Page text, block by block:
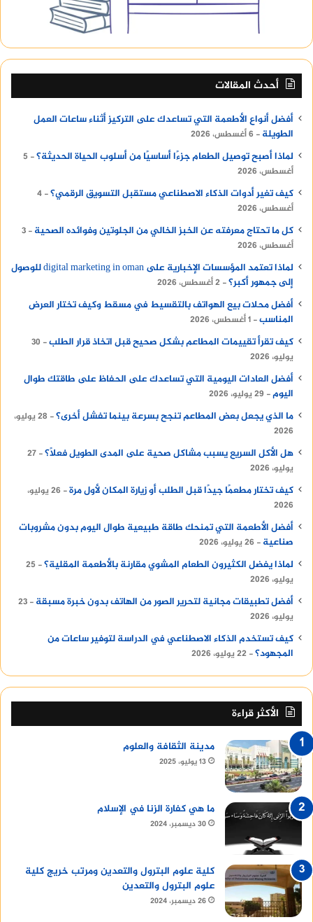
أحدث المقالات
أفضل أنواع الأطعمة التي تساعدك على التركيز أثناء ساعات العمل
الطويلة
6 أغسطس، 2026
لماذا أصبح توصيل الطعام جزءًا أساسيًا من أسلوب الحياة الحديثة؟
5
أغسطس، 2026
كيف تغير أدوات الذكاء الاصطناعي مستقبل التسويق الرقمي؟ 4
أغسطس، 2026
كل ما تحتاج معرفته عن الخبز الخالي من الجلوتين وفوائده الصحية
3
أغسطس، 2026
لماذا تعتمد المؤسسات الإخبارية على digital marketing in oman للوصول
إلى جمهور أكبر؟ 2 أغسطس، 2026
أفضل محلات بيع الهواتف بالتقسيط في مسقط وكيف تختار العرض
المناسب 1 أغسطس، 2026
كيف تقرأ تقييمات المطاعم بشكل صحيح قبل اتخاذ قرار الطلب
30
يوليو، 2026
أفضل العادات اليومية التي تساعدك على الحفاظ على طاقتك طوال
اليوم
29 يوليو، 2026
ما الذي يجعل بعض المطاعم تنجح بسرعة بينما تفشل أخرى؟
28 يوليو،
2026
هل الأكل السريع يسبب مشاكل صحية على المدى الطويل فعلًا؟ 27
يوليو، 2026
كيف تختار مطعمًا جيدًا قبل الطلب أو زيارة المكان لأول مرة
26 يوليو،
2026
أفضل الأطعمة التي تمنحك طاقة طبيعية طوال اليوم بدون مشروبات
صناعية
26 يوليو، 2026
لماذا يفضل الكثيرون الطعام المشوي مقارنة بالأطعمة المقلية؟
25
يوليو، 2026
أفضل تطبيقات مجانية لتحرير الصور من الهاتف بدون خبرة مسبقة
23
يوليو، 2026
كيف تستخدم الذكاء الاصطناعي في الدراسة لتوفير ساعات من
المجهود؟ 22 يوليو، 2026
الأكثر قراءة
مدينة الثقافة والعلوم
13 يوليو، 2025
ما هي كفارة الزنا في الإسلام
30 ديسمبر، 2024
كلية علوم البترول والتعدين ومرتب خريج كلية
علوم البترول والتعدين
26 ديسمبر، 2024